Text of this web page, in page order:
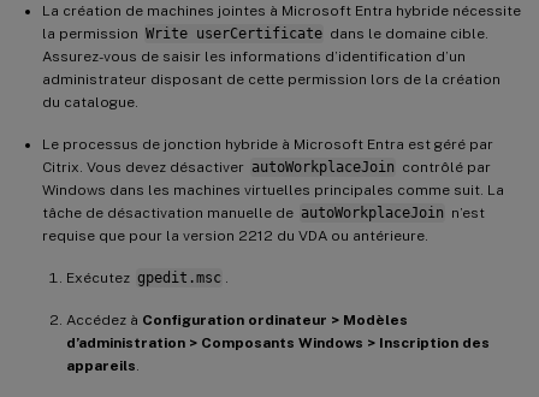
La création de machines jointes à Microsoft Entra hybride nécessite
la permission Write userCertificate dans le domaine cible.
Assurez-vous de saisir les informations d’identification d’un
administrateur disposant de cette permission lors de la création
du catalogue.
Le processus de jonction hybride à Microsoft Entra est géré par
Citrix. Vous devez désactiver autoWorkplaceJoin contrôlé par
Windows dans les machines virtuelles principales comme suit. La
tâche de désactivation manuelle de autoWorkplaceJoin n’est
requise que pour la version 2212 du VDA ou antérieure.
Exécutez gpedit.msc
Accédez à Configuration ordinateur > Modèles
d’administration > Composants Windows > Inscription des
appareils